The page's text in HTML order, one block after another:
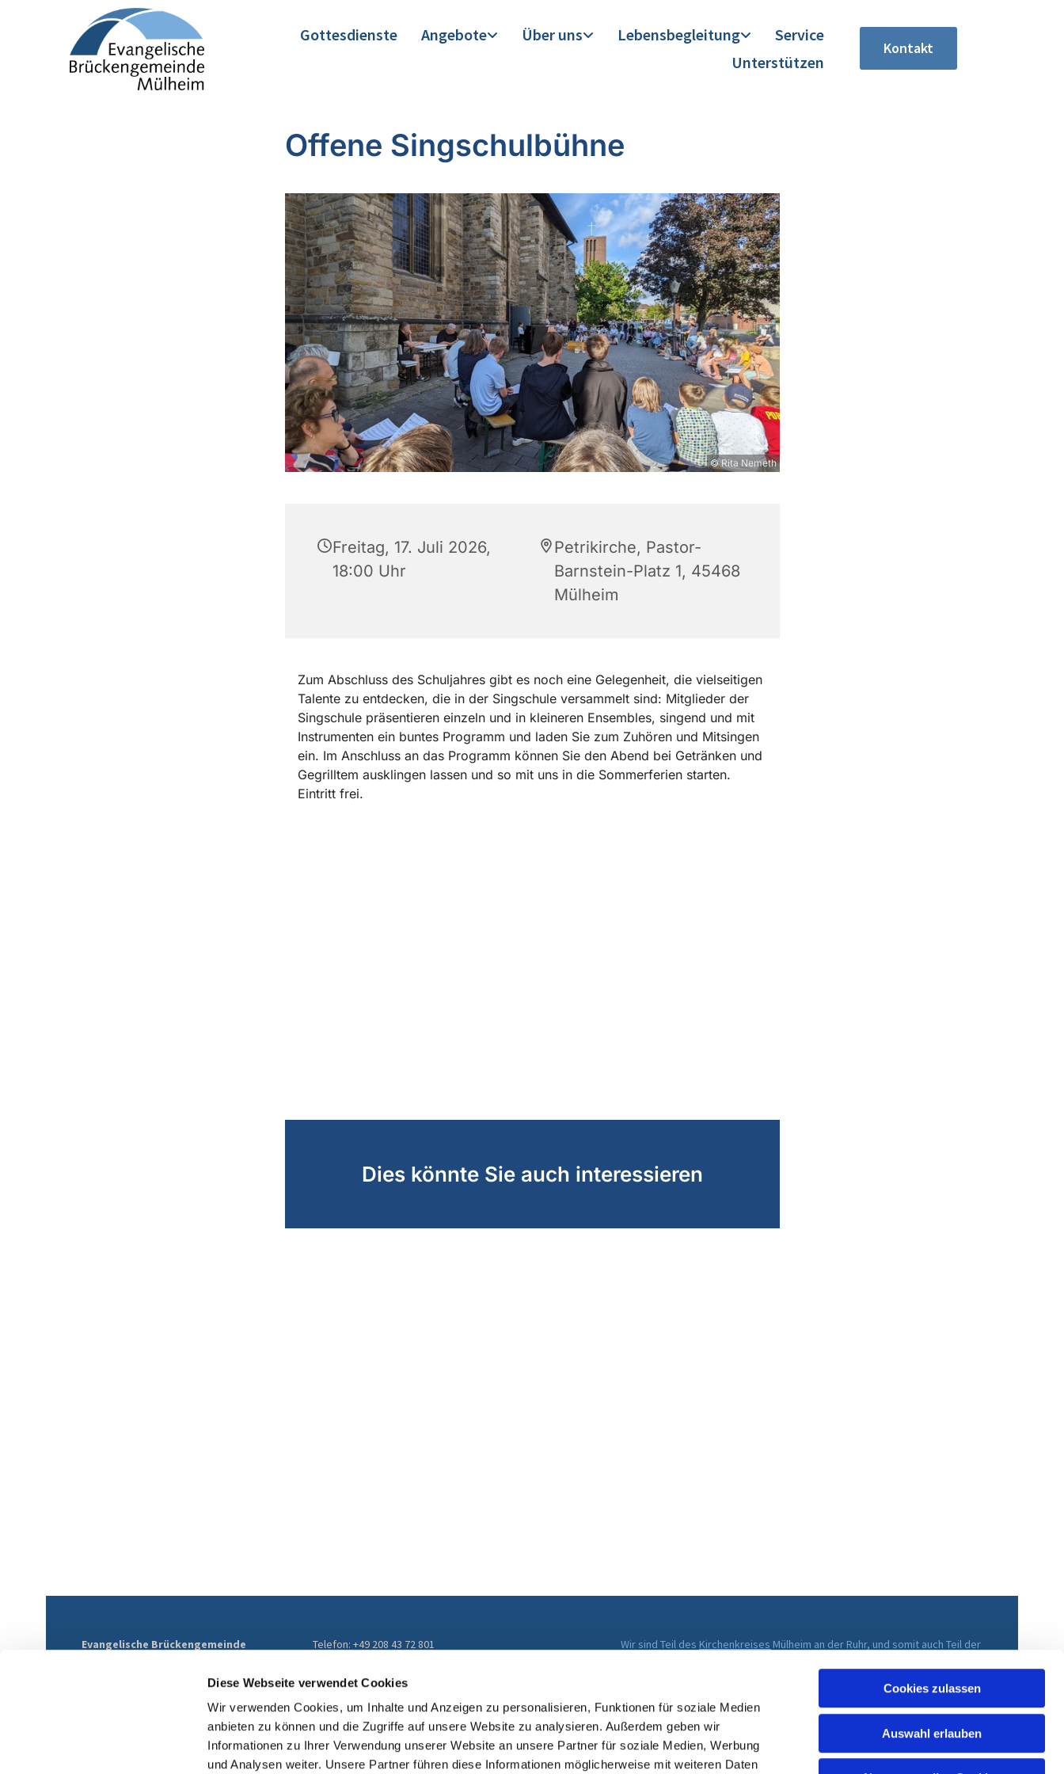
Diese Webseite verwendet Cookies
Wir verwenden Cookies, um Inhalte und Anzeigen zu personalisieren, Funktionen für soziale Medien
anbieten zu können und die Zugriffe auf unsere Website zu analysieren. Außerdem geben wir
Informationen zu Ihrer Verwendung unserer Website an unsere Partner für soziale Medien, Werbung
und Analysen weiter. Unsere Partner führen diese Informationen möglicherweise mit weiteren Daten
Cookies zulassen
Auswahl erlauben
Gottesdienste Angebote Über uns Lebensbegleitung
Service
Unterstützen
Kontakt
Offene Singschulbühne
© Rita Nemeth
Freitag, 17. Juli 2026,
18:00 Uhr
Petrikirche, Pastor-
Barnstein-Platz 1, 45468
Mülheim
Zum Abschluss des Schuljahres gibt es noch eine Gelegenheit, die vielseitigen
Talente zu entdecken, die in der Singschule versammelt sind: Mitglieder der
Singschule präsentieren einzeln und in kleineren Ensembles, singend und mit
Instrumenten ein buntes Programm und laden Sie zum Zuhören und Mitsingen
ein. Im Anschluss an das Programm können Sie den Abend bei Getränken und
Gegrilltem ausklingen lassen und so mit uns in die Sommerferien starten.
Eintritt frei.
Dies könnte Sie auch interessieren
Evangelische Brückengemeinde
Telefon: +49 208 43 72 801
ev-brueckengemeinde@kirche-muelheim.de
Wir sind Teil des Kirchenkreises Mülheim an der Ruhr, und somit auch Teil der